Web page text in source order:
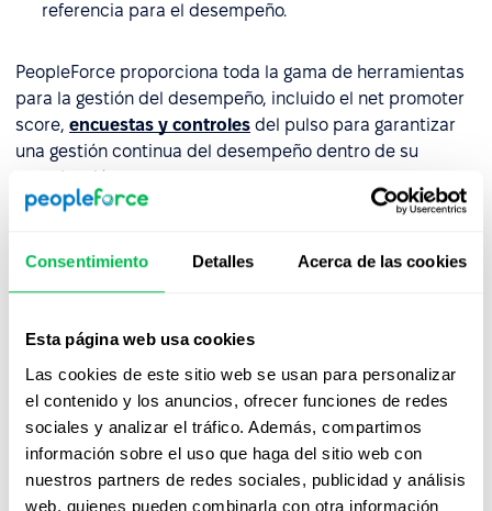
Consentimiento Detalles Acerca de las cookies
Esta página web usa cookies
Las cookies de este sitio web se usan para personalizar
el contenido y los anuncios, ofrecer funciones de redes
sociales y analizar el tráfico. Además, compartimos
información sobre el uso que haga del sitio web con
nuestros partners de redes sociales, publicidad y análisis
web, quienes pueden combinarla con otra información
referencia para el desempeño.
PeopleForce proporciona toda la gama de herramientas
para la gestión del desempeño, incluido el net promoter
score, encuestas y controles del pulso para garantizar
una gestión continua del desempeño dentro de su
organización.
Mirá PeopleForce en
acción
Desde Core HR hasta analítica avanzada de
personas, descubrí cómo PeopleForce ayuda a
los equipos a automatizar procesos y ahorrar
hasta 80 horas al mes.